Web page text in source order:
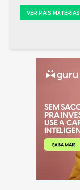
VER MAIS MATÉRIAS